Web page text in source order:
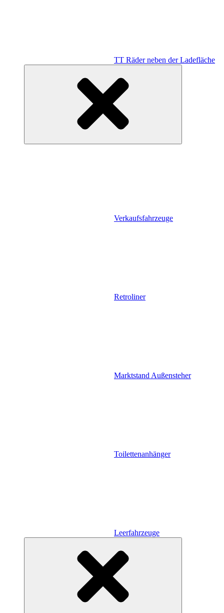
TT Räder neben der Ladefläche
Verkaufsfahrzeuge
Retroliner
Marktstand Außensteher
Toilettenanhänger
Leerfahrzeuge